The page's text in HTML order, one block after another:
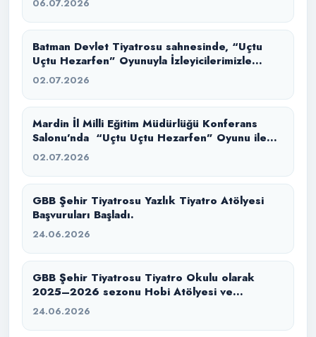
06.07.2026
Batman Devlet Tiyatrosu sahnesinde, “Uçtu
Uçtu Hezarfen” Oyunuyla İzleyicilerimizle
Buluştuk.
02.07.2026
Mardin İl Milli Eğitim Müdürlüğü Konferans
Salonu’nda “Uçtu Uçtu Hezarfen” Oyunu ile
İzleyicilerimizle Buluştuk.
02.07.2026
GBB Şehir Tiyatrosu Yazlık Tiyatro Atölyesi
Başvuruları Başladı.
24.06.2026
GBB Şehir Tiyatrosu Tiyatro Okulu olarak
2025–2026 sezonu Hobi Atölyesi ve
Konservatuvara Hazırlık eğitim sürecimizi
24.06.2026